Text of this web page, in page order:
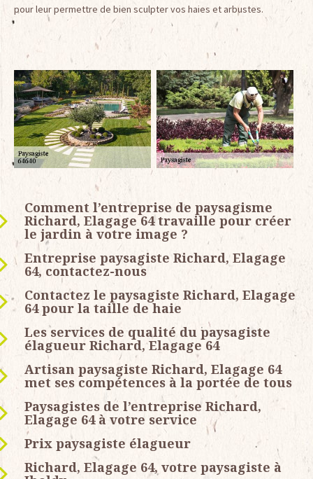
pour leur permettre de bien sculpter vos haies et arbustes.
Comment l’entreprise de paysagisme
Richard, Elagage 64 travaille pour créer
le jardin à votre image ?
Entreprise paysagiste Richard, Elagage
64, contactez-nous
Contactez le paysagiste Richard, Elagage
64 pour la taille de haie
Les services de qualité du paysagiste
élagueur Richard, Elagage 64
Artisan paysagiste Richard, Elagage 64
met ses compétences à la portée de tous
Paysagistes de l’entreprise Richard,
Elagage 64 à votre service
Prix paysagiste élagueur
Richard, Elagage 64, votre paysagiste à